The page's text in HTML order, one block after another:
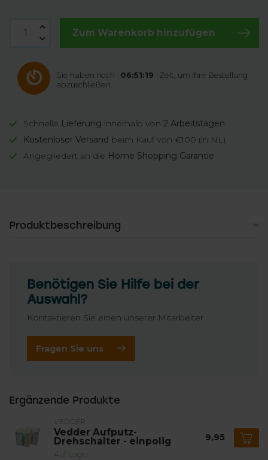
Zum Warenkorb hinzufügen
Sie haben noch 06:51:19
Zeit, um Ihre Bestellung
abzuschließen.
Schnelle Lieferung innerhalb von 2 Arbeitstagen
Kostenloser Versand beim Kauf von €100 (in NL)
Angegliedert an die Home Shopping Garantie
Produktbeschreibung
Benötigen Sie Hilfe bei der
Auswahl?
Kontaktieren Sie einen unserer Mitarbeiter
Fragen Sie uns
Ergänzende Produkte
VEDDER
Vedder Aufputz-
Drehschalter - einpolig
Auf Lager
9,95